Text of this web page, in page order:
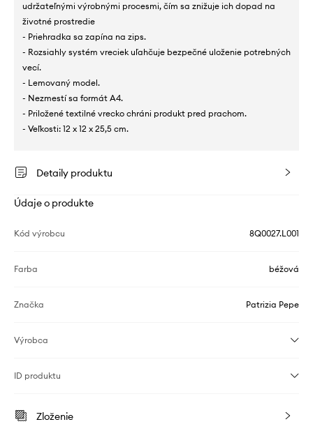
udržateľnými výrobnými procesmi, čím sa znižuje ich dopad na
životné prostredie
- Priehradka sa zapína na zips.
- Rozsiahly systém vreciek uľahčuje bezpečné uloženie potrebných
vecí.
- Lemovaný model.
- Nezmestí sa formát A4.
- Priložené textilné vrecko chráni produkt pred prachom.
- Veľkosti: 12 x 12 x 25,5 cm.
Detaily produktu
Údaje o produkte
Kód výrobcu 8Q0027.L001
Farba béžová
Značka Patrizia Pepe
Výrobca
ID produktu
Zloženie